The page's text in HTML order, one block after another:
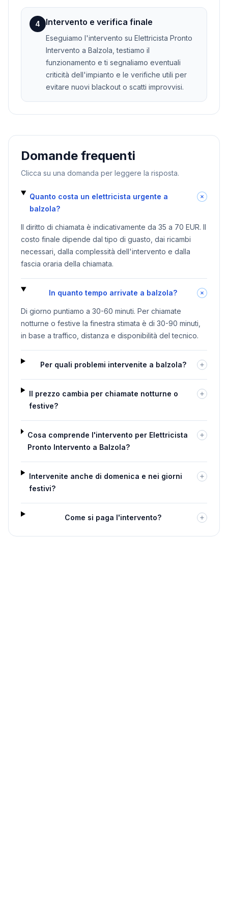
4 Intervento e verifica finale
Eseguiamo l'intervento su Elettricista Pronto
Intervento a Balzola, testiamo il
funzionamento e ti segnaliamo eventuali
criticità dell'impianto e le verifiche utili per
evitare nuovi blackout o scatti improvvisi.
Domande frequenti
Clicca su una domanda per leggere la risposta.
Quanto costa un elettricista urgente a
balzola?
Il diritto di chiamata è indicativamente da 35 a 70 EUR. Il
costo finale dipende dal tipo di guasto, dai ricambi
necessari, dalla complessità dell'intervento e dalla
fascia oraria della chiamata.
In quanto tempo arrivate a balzola?
Di giorno puntiamo a 30-60 minuti. Per chiamate
notturne o festive la finestra stimata è di 30-90 minuti,
in base a traffico, distanza e disponibilità del tecnico.
Per quali problemi intervenite a balzola?
Il prezzo cambia per chiamate notturne o
festive?
Cosa comprende l'intervento per Elettricista
Pronto Intervento a Balzola?
Intervenite anche di domenica e nei giorni
festivi?
Come si paga l'intervento?